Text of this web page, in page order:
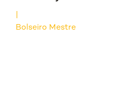
Bolseiro Mestre